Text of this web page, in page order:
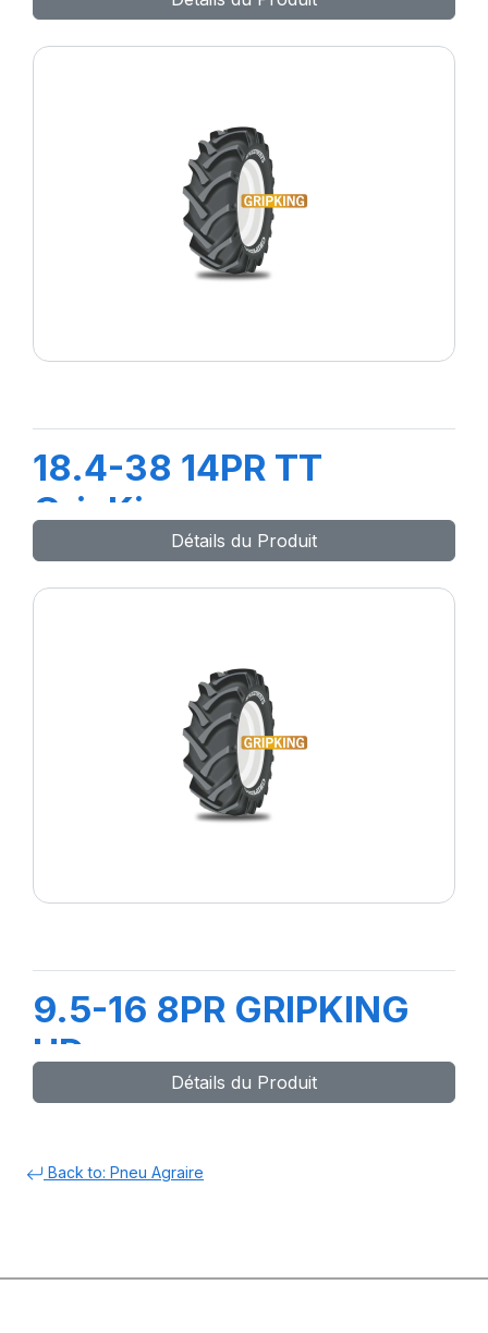
18.4-38 14PR TT
GripKing
Détails du Produit
9.5-16 8PR GRIPKING
HD
Détails du Produit
Back to: Pneu Agraire